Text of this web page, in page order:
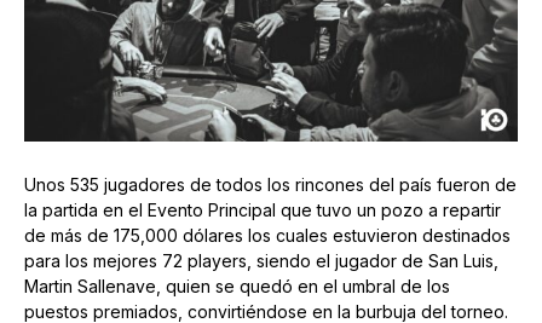
Unos 535 jugadores de todos los rincones del país fueron de
la partida en el Evento Principal que tuvo un pozo a repartir
de más de 175,000 dólares los cuales estuvieron destinados
para los mejores 72 players, siendo el jugador de San Luis,
Martin Sallenave, quien se quedó en el umbral de los
puestos premiados, convirtiéndose en la burbuja del torneo.